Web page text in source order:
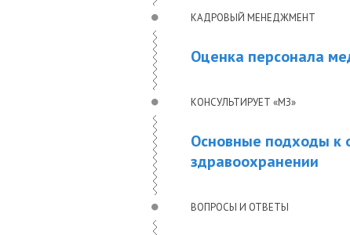
КАДРОВЫЙ МЕНЕДЖМЕНТ
Оценка персонала
КОНСУЛЬТИРУЕТ «МЗ»
Основные подходы к
здравоохранении
ВОПРОСЫ И ОТВЕТЫ